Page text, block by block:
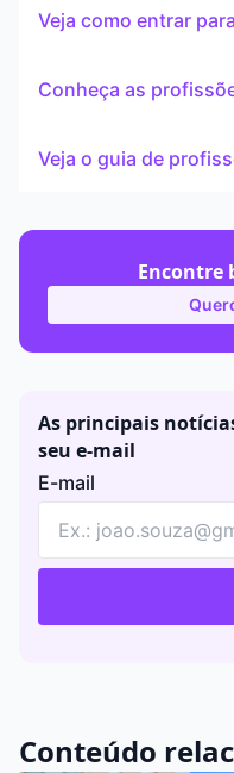
Veja como entrar
Conheça as
Veja o guia de
Encontre
As principais
seu e-mail
E-mail
Conteúdo